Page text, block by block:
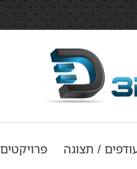
/ תצוגה פרויקטים